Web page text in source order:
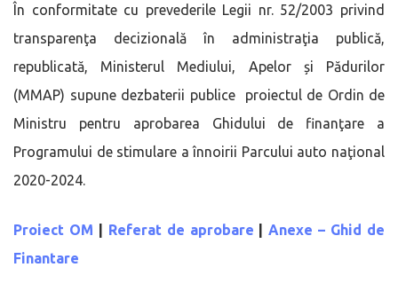
În conformitate cu prevederile Legii nr. 52/2003 privind
transparenţa decizională în administraţia publică,
republicată, Ministerul Mediului, Apelor și Pădurilor
(MMAP) supune dezbaterii publice proiectul de Ordin de
Ministru pentru aprobarea Ghidului de finanţare a
Programului de stimulare a înnoirii Parcului auto naţional
2020-2024.
Proiect OM Referat de aprobare |Anexe – Ghid de
Finantare